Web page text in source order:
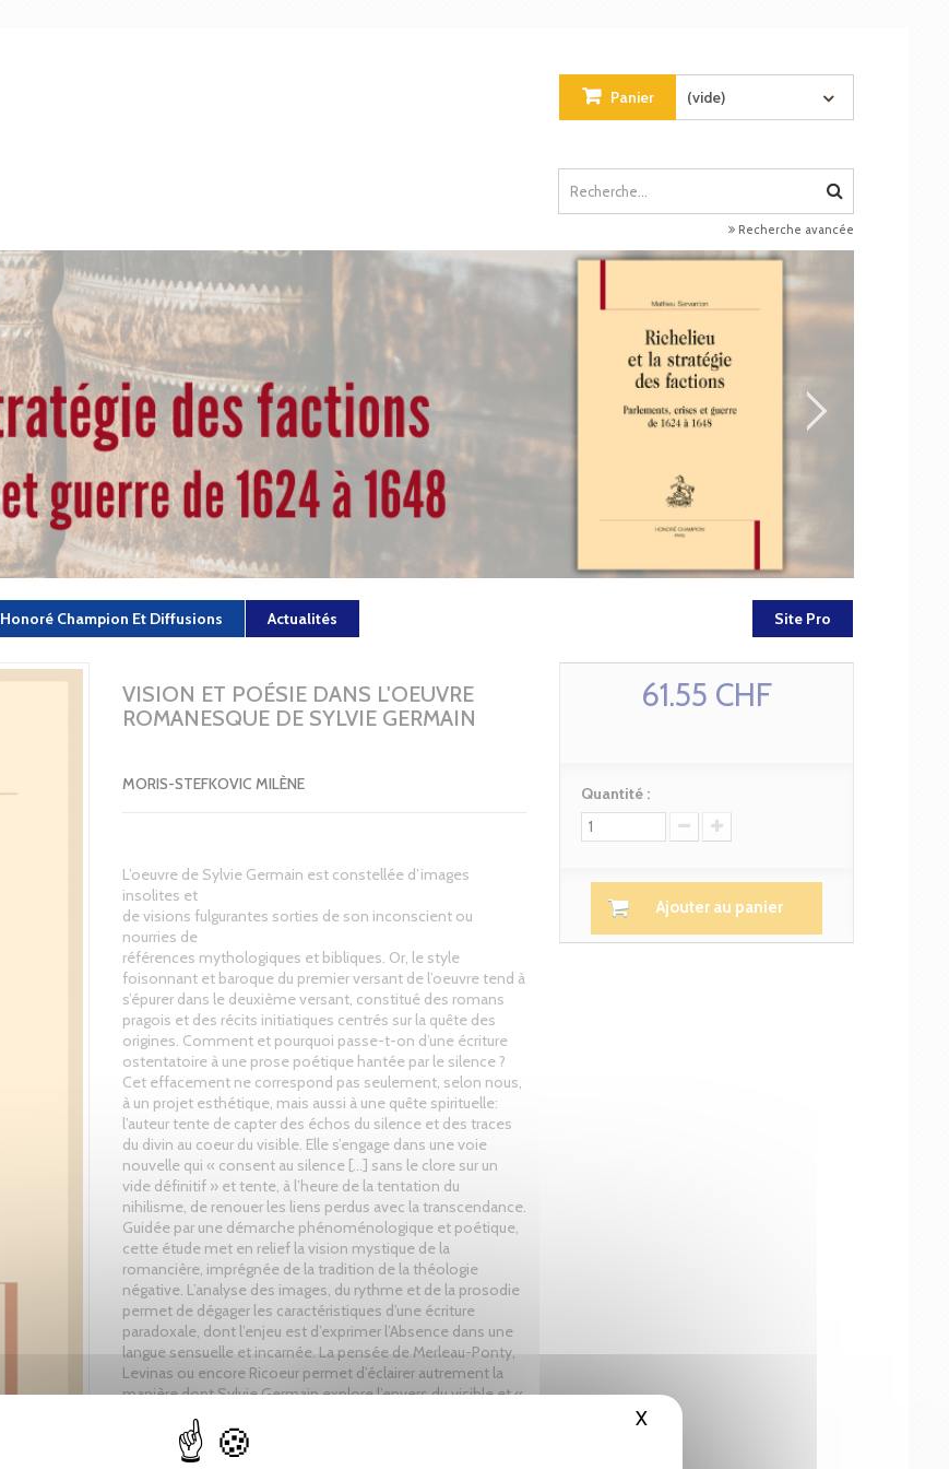
X Masquer le bandeau des cookies
Panier (vide)
Recherche avancée
Honoré Champion Et Diffusions Actualités Site Pro
VISION ET POÉSIE DANS L'OEUVRE
ROMANESQUE DE SYLVIE GERMAIN
MORIS-STEFKOVIC MILÈNE
L’oeuvre de Sylvie Germain est constellée d’images
insolites et
de visions fulgurantes sorties de son inconscient ou
nourries de
références mythologiques et bibliques. Or, le style
foisonnant et baroque du premier versant de l’oeuvre tend à
s’épurer dans le deuxième versant, constitué des romans
pragois et des récits initiatiques centrés sur la quête des
origines. Comment et pourquoi passe-t-on d’une écriture
ostentatoire à une prose poétique hantée par le silence ?
Cet effacement ne correspond pas seulement, selon nous,
à un projet esthétique, mais aussi à une quête spirituelle:
l’auteur tente de capter des échos du silence et des traces
du divin au coeur du visible. Elle s’engage dans une voie
nouvelle qui « consent au silence […] sans le clore sur un
vide définitif » et tente, à l’heure de la tentation du
nihilisme, de renouer les liens perdus avec la transcendance.
Guidée par une démarche phénoménologique et poétique,
cette étude met en relief la vision mystique de la
romancière, imprégnée de la tradition de la théologie
négative. L’analyse des images, du rythme et de la prosodie
permet de dégager les caractéristiques d’une écriture
paradoxale, dont l’enjeu est d’exprimer l’Absence dans une
langue sensuelle et incarnée. La pensée de Merleau-Ponty,
Levinas ou encore Ricoeur permet d’éclairer autrement la
manière dont Sylvie Germain explore l’envers du visible et «
la prose du monde ».
61.55 CHF
Quantité :
Ajouter au panier